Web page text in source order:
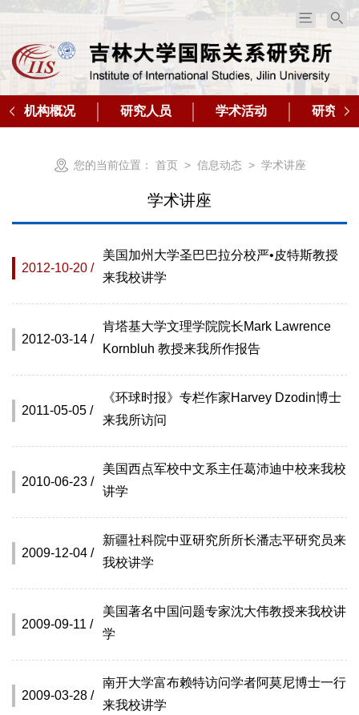
机构概况 研究人员 学术活动 研究成
您的当前位置： 首页> 信息动态> 学术讲座
学术讲座
2012-10-20 /
美国加州大学圣巴巴拉分校严•皮特斯教授
来我校讲学
2012-03-14 /
肯塔基大学文理学院院长Mark Lawrence
Kornbluh 教授来我所作报告
2011-05-05 /
《环球时报》专栏作家Harvey Dzodin博士
来我所访问
2010-06-23 /
美国西点军校中文系主任葛沛迪中校来我校
讲学
2009-12-04 /
新疆社科院中亚研究所所长潘志平研究员来
我校讲学
2009-09-11 /
美国著名中国问题专家沈大伟教授来我校讲
学
2009-03-28 /
南开大学富布赖特访问学者阿莫尼博士一行
来我校讲学